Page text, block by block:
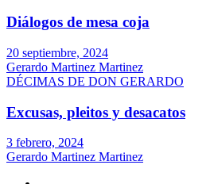
Diálogos de mesa coja
20 septiembre, 2024
Gerardo Martinez Martinez
DÉCIMAS DE DON GERARDO
Excusas, pleitos y desacatos
3 febrero, 2024
Gerardo Martinez Martinez